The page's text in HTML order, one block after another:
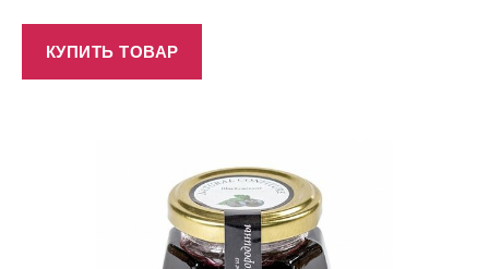
КУПИТЬ ТОВАР